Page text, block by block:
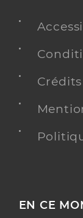
Crédits
EN CE